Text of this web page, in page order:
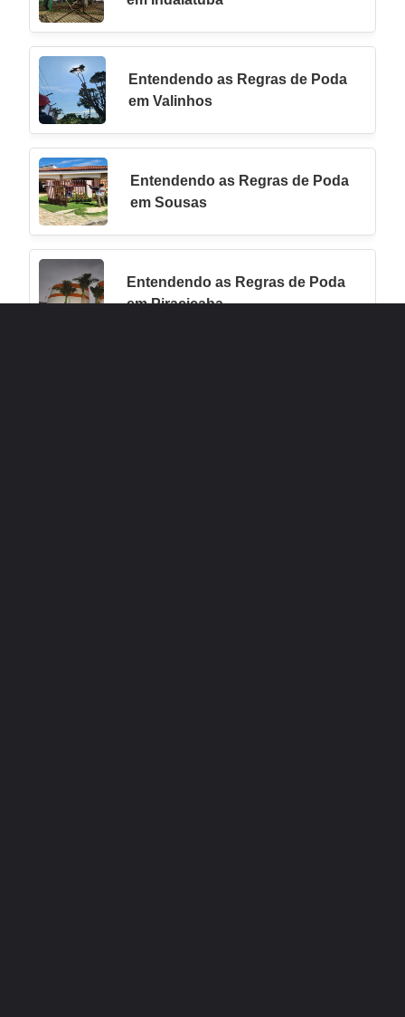
Entendendo as Regras de Poda
em Valinhos
Entendendo as Regras de Poda
em Sousas
Entendendo as Regras de Poda
em Piracicaba